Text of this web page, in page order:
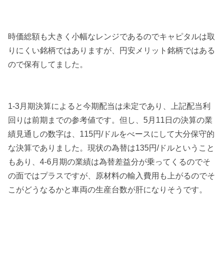
時価総額も大きく小幅なレンジであるのでキャピタルは取
りにくい銘柄ではありますが、円安メリット銘柄ではある
ので保有してました。
1-3月期決算によると今期配当は未定であり、上記配当利
回りは前期までの参考値です。但し、5月11日の決算の業
績見通しの数字は、115円/ドルをべースにして大分保守的
な決算でありました。現状の為替は135円/ドルということ
もあり、4-6月期の業績は為替差益分が乗ってくるのでそ
の面ではプラスですが、原材料の輸入費用も上がるのでそ
こがどうなるかと車両の生産台数が肝になりそうです。